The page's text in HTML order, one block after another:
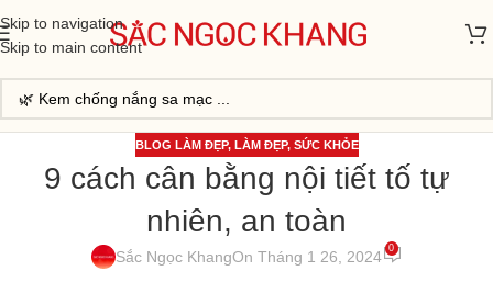
Skip to navigation
Skip to main content
BLOG LÀM ĐẸP, LÀM ĐẸP, SỨC KHỎE
9 cách cân bằng nội tiết tố tự
nhiên, an toàn
Sắc Ngọc KhangOn Tháng 1 26, 2024 0